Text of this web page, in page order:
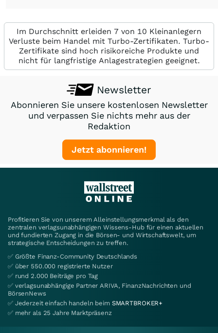
Im Durchschnitt erleiden 7 von 10 Kleinanlegern
Verluste beim Handel mit Turbo-Zertifikaten. Turbo-
Zertifikate sind hoch risikoreiche Produkte und
nicht für langfristige Anlagestrategien geeignet.
Newsletter
Abonnieren Sie unsere kostenlosen Newsletter
und verpassen Sie nichts mehr aus der
Redaktion
Jetzt abonnieren!
Profitieren Sie von unserem Alleinstellungsmerkmal als den
zentralen verlagsunabhängigen Wissens-Hub für einen aktuellen
und fundierten Zugang in die Börsen- und Wirtschaftswelt, um
strategische Entscheidungen zu treffen.
✅ Größte Finanz-Community Deutschlands
✅ über 550.000 registrierte Nutzer
✅ rund 2.000 Beiträge pro Tag
✅ verlagsunabhängige Partner ARIVA, FinanzNachrichten und
BörsenNews
✅ Jederzeit einfach handeln beim SMARTBROKER+
✅ mehr als 25 Jahre Marktpräsenz